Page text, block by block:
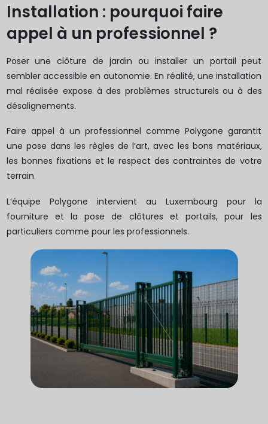
Installation : pourquoi faire
appel à un professionnel ?
Poser une clôture de jardin ou installer un portail peut
sembler accessible en autonomie. En réalité, une installation
mal réalisée expose à des problèmes structurels ou à des
désalignements.
Faire appel à un professionnel comme Polygone garantit
une pose dans les règles de l’art, avec les bons matériaux,
les bonnes fixations et le respect des contraintes de votre
terrain.
L’équipe Polygone intervient au Luxembourg pour la
fourniture et la pose de clôtures et portails, pour les
particuliers comme pour les professionnels.